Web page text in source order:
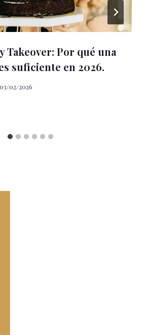
Takeover: Por qué una
suficiente en 2026.
03/02/2026